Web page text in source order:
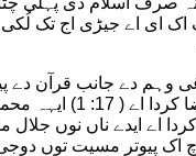
ای اے جیڑی اج تک
وہم دے جانب قرآن دے
کرن دے وقفے دا تقاضا
اے ایدے ناں نوں جلال
اک پیوتر مسیت توں